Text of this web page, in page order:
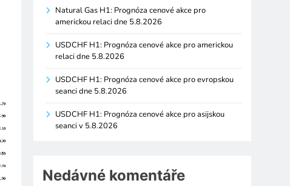
Natural Gas H1: Prognóza cenové akce pro
americkou relaci dne 5.8.2026
USDCHF H1: Prognóza cenové akce pro americkou
relaci dne 5.8.2026
USDCHF H1: Prognóza cenové akce pro evropskou
seanci dne 5.8.2026
USDCHF H1: Prognóza cenové akce pro asijskou
seanci v 5.8.2026
Nedávné komentáře